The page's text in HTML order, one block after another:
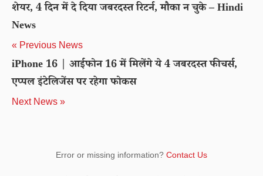
शेयर, 4 दिन में दे दिया जबरदस्त रिटर्न, मौका न चुके – Hindi
News
« Previous News
iPhone 16 | आईफोन 16 में मिलेंगे ये 4 जबरदस्त फीचर्स,
एप्पल इंटेलिजेंस पर रहेगा फोकस
Next News »
Error or missing information? Contact Us